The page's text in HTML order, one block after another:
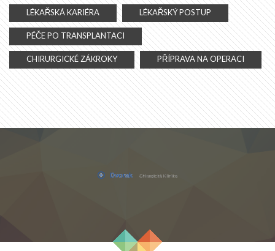
LÉKAŘSKÁ KARIÉRA LÉKAŘSKÝ POSTUP
PÉČE PO TRANSPLANTACI
CHIRURGICKÉ ZÁKROKY PŘÍPRAVA NA OPERACI